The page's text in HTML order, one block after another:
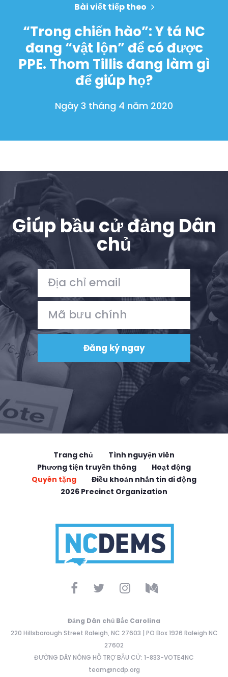
Bài viết tiếp theo
“Trong chiến hào”: Y tá NC
đang “vật lộn” để có được
PPE. Thom Tillis đang làm gì
để giúp họ?
Ngày 3 tháng 4 năm 2020
Giúp bầu cử đảng Dân
chủ
Trang chủ
Tình nguyện viên
Phương tiện truyền thông
Hoạt động
Quyên tặng
Điều khoản nhắn tin di động
2026 Precinct Organization
Đảng Dân chủ Bắc Carolina
220 Hillsborough Street Raleigh, NC 27603 | PO Box 1926 Raleigh NC
27602
ĐƯỜNG DÂY NÓNG HỖ TRỢ BẦU CỬ: 1-833-VOTE4NC
team@ncdp.org